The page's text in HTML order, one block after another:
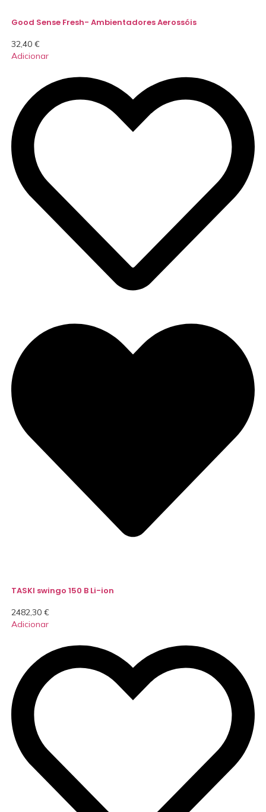
Good Sense Fresh- Ambientadores Aerossóis
32,40 €
Adicionar
TASKI swingo 150 B Li-ion
2482,30 €
Adicionar